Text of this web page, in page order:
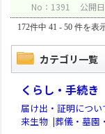
No：1391 公開
172件中 41 - 50 件を表
カテゴリ一覧
くらし・手続き
届け出・証明につい
来生物 |葬儀・墓園